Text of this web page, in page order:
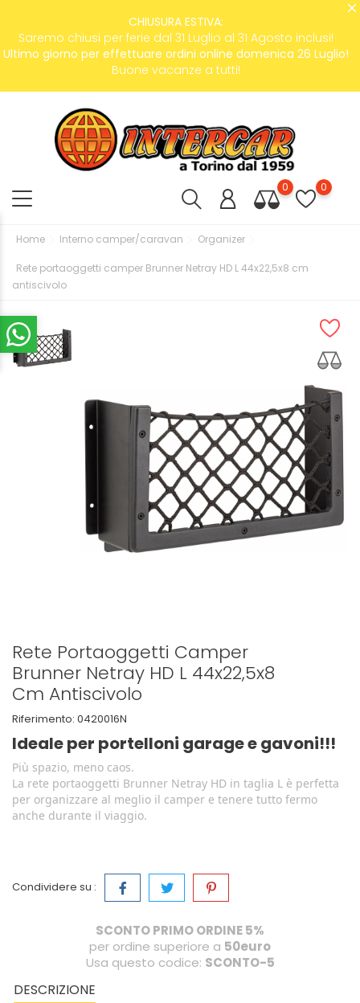
CHIUSURA ESTIVA:
Saremo chiusi per ferie dal 31 Luglio al 31 Agosto inclusi!
Ultimo giorno per effettuare ordini online domenica 26 Luglio!
Buone vacanze a tutti!
0 0
Home Interno camper/caravan Organizer
Rete portaoggetti camper Brunner Netray HD L 44x22,5x8 cm
antiscivolo
Rete Portaoggetti Camper
Brunner Netray HD L 44x22,5x8
Cm Antiscivolo
Riferimento: 0420016N
Ideale per portelloni garage e gavoni!!!
Più spazio, meno caos.
La rete portaoggetti Brunner Netray HD in taglia L è perfetta
per organizzare al meglio il camper e tenere tutto fermo
anche durante il viaggio.
Condividere su :
SCONTO PRIMO ORDINE 5%
per ordine superiore a 50euro
Usa questo codice: SCONTO-5
DESCRIZIONE